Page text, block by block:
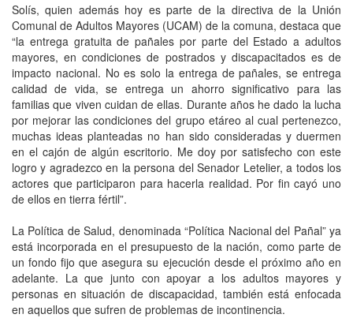
Solís, quien además hoy es parte de la directiva de la Unión
Comunal de Adultos Mayores (UCAM) de la comuna, destaca que
“la entrega gratuita de pañales por parte del Estado a adultos
mayores, en condiciones de postrados y discapacitados es de
impacto nacional. No es solo la entrega de pañales, se entrega
calidad de vida, se entrega un ahorro significativo para las
familias que viven cuidan de ellas. Durante años he dado la lucha
por mejorar las condiciones del grupo etáreo al cual pertenezco,
muchas ideas planteadas no han sido consideradas y duermen
en el cajón de algún escritorio. Me doy por satisfecho con este
logro y agradezco en la persona del Senador Letelier, a todos los
actores que participaron para hacerla realidad. Por fin cayó uno
de ellos en tierra fértil”.
La Política de Salud, denominada “Política Nacional del Pañal” ya
está incorporada en el presupuesto de la nación, como parte de
un fondo fijo que asegura su ejecución desde el próximo año en
adelante. La que junto con apoyar a los adultos mayores y
personas en situación de discapacidad, también está enfocada
en aquellos que sufren de problemas de incontinencia.